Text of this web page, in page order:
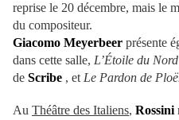
reprise le 20 décembre, mais le
du compositeur.
Giacomo Meyerbeer présente
dans cette salle, L’Étoile du Nord
de Scribe , et Le Pardon de
Au Théâtre des Italiens, Rossini